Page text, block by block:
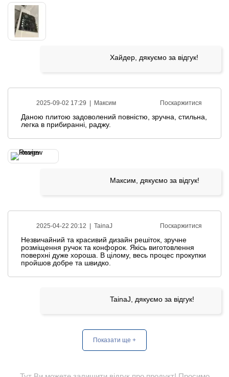
Хайдер, дякуємо за відгук!
2025-09-02 17:29 | Максим Поскаржитися
Даною плитою задоволений повністю, зручна, стильна,
легка в прибиранні, раджу.
Максим, дякуємо за відгук!
2025-04-22 20:12 | TainaJ Поскаржитися
Незвичайний та красивий дизайн решіток, зручне
розміщення ручок та конфорок. Якісь виготовлення
поверхні дуже хороша. В цілому, весь процес прокупки
пройшов добре та швидко.
TainaJ, дякуємо за відгук!
Показати ще +